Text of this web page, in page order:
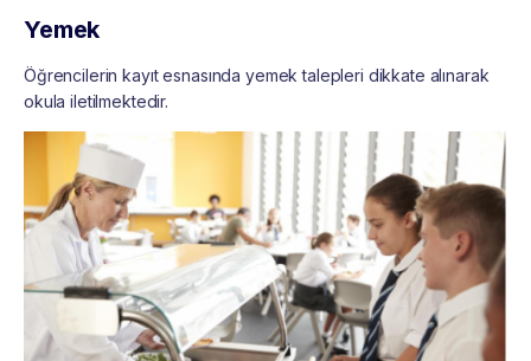
Yemek
Öğrencilerin kayıt esnasında yemek talepleri dikkate alınarak
okula iletilmektedir.